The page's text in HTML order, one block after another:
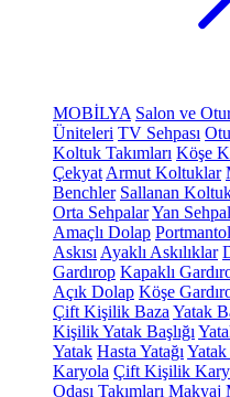
MOBİLYA Salon ve
Üniteleri TV Sehpası
Koltuk Takımları Köşe
Çekyat Armut Koltuklar
Benchler Sallanan
Orta SehpalarYan
Amaçlı Dolap
Askısı Ayaklı Askılıklar
Gardırop Kapaklı
Açık Dolap Köşe
Çift Kişilik Baza Yatak
Kişilik Yatak Başlığı
Yatak Hasta Yatağı
Karyola Çift Kişilik
Odası Takımları Makyaj